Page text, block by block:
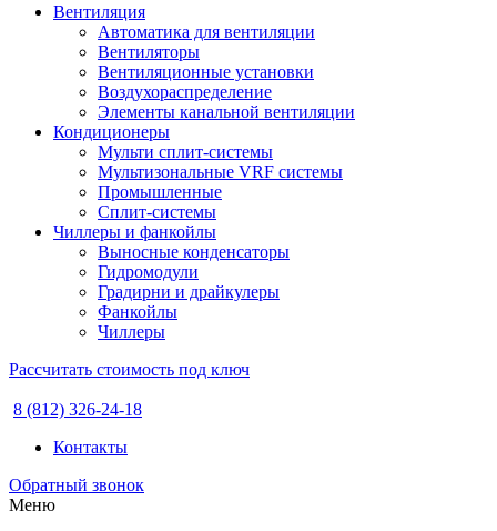
Вентиляция
Автоматика для вентиляции
Вентиляторы
Вентиляционные установки
Воздухораспределение
Элементы канальной вентиляции
Кондиционеры
Мульти сплит-системы
Мультизональные VRF системы
Промышленные
Сплит-системы
Чиллеры и фанкойлы
Выносные конденсаторы
Гидромодули
Градирни и драйкулеры
Фанкойлы
Чиллеры
Рассчитать стоимость под ключ
8 (812) 326-24-18
Контакты
Обратный звонок
Меню